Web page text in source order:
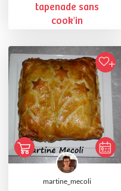
tapenade sans
cook'in
martine_mecoli